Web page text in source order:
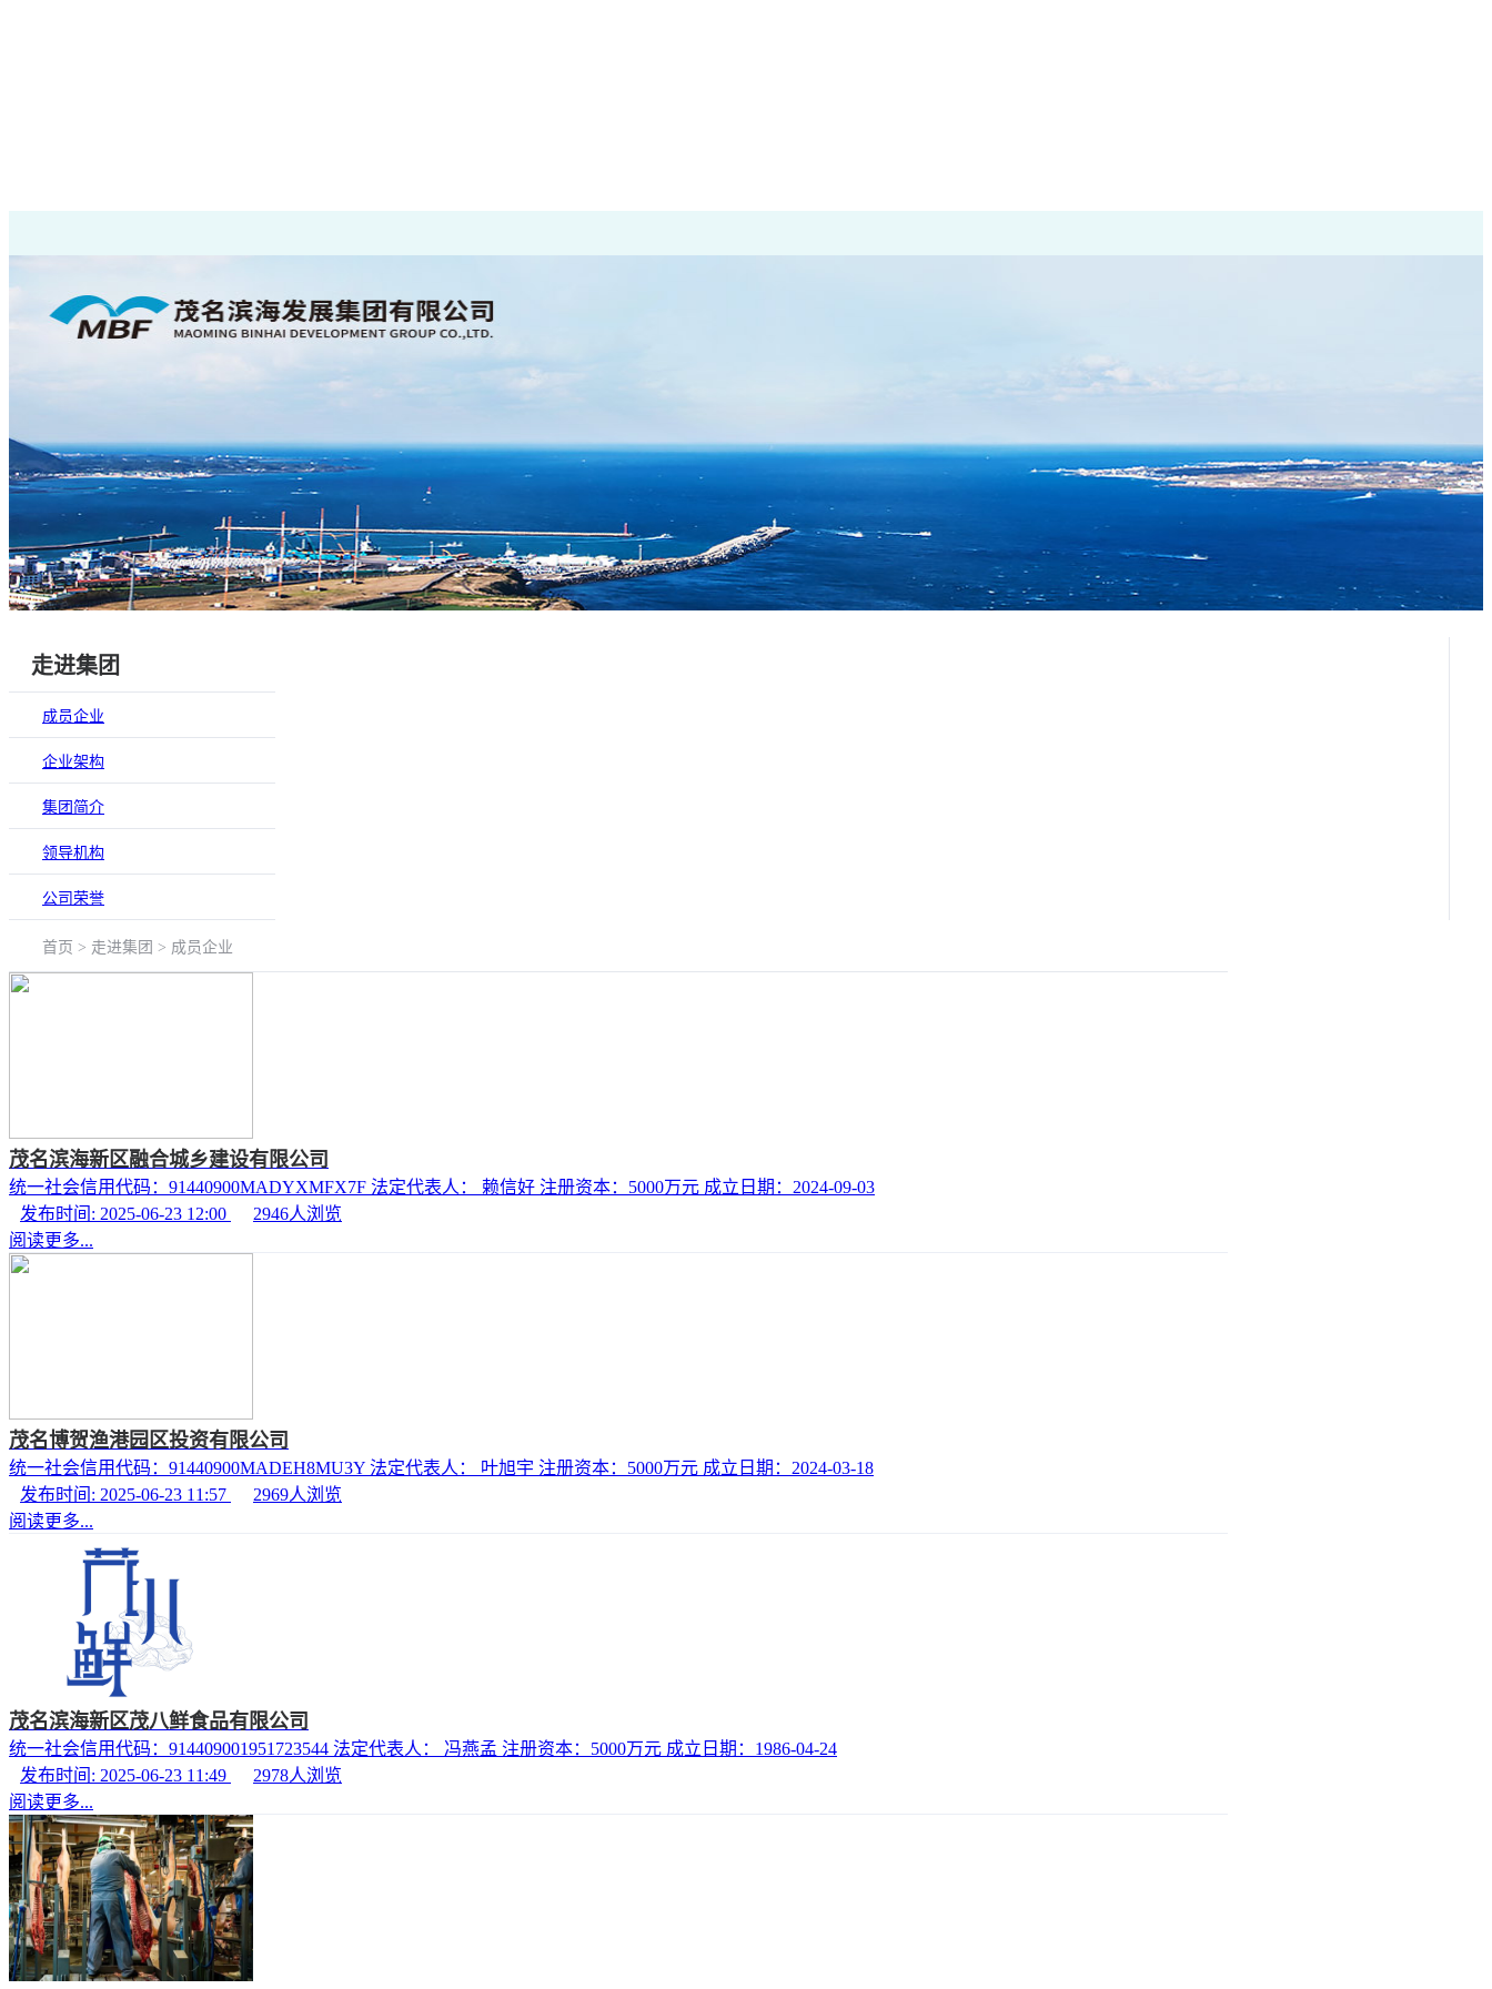
走进集团
成员企业
企业架构
集团简介
领导机构
公司荣誉
首页 > 走进集团 > 成员企业
茂名滨海新区融合城乡建设有限公司
统一社会信用代码：91440900MADYXMFX7F 法定代表人： 赖信好 注册资本：5000万元 成立日期：2024-09-03
发布时间: 2025-06-23 12:00
2946人浏览
阅读更多...
茂名博贺渔港园区投资有限公司
统一社会信用代码：91440900MADEH8MU3Y 法定代表人： 叶旭宇 注册资本：5000万元 成立日期：2024-03-18
发布时间: 2025-06-23 11:57
2969人浏览
阅读更多...
茂名滨海新区茂八鲜食品有限公司
统一社会信用代码：914409001951723544 法定代表人： 冯燕孟 注册资本：5000万元 成立日期：1986-04-24
发布时间: 2025-06-23 11:49
2978人浏览
阅读更多...